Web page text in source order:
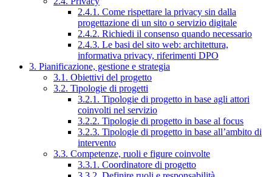
2.4.1. Come rispettare la privacy sin dalla
progettazione di un sito o servizio digitale
2.4.2. Richiedi il consenso quando necessario
2.4.3. Le basi del sito web: architettura,
informativa privacy, riferimenti DPO
3. Pianificazione, gestione e strategia
3.1. Obiettivi del progetto
3.2. Tipologie di progetti
3.2.1. Tipologie di progetto in base agli attori
coinvolti nel servizio
3.2.2. Tipologie di progetto in base al focus
3.2.3. Tipologie di progetto in base all’ambito di
intervento
3.3. Competenze, ruoli e figure coinvolte
3.3.1. Coordinatore di progetto